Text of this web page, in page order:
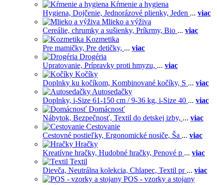
Kŕmenie a hygiena
Hygiena, Dojčenie, Jednorázové plienky, Jeden ... viac
Mlieko a výživa
Cereálie, chrumky a sušienky, Príkrmy, Bio ... viac
Kozmetika
Pre mamičky, Pre detičky, ... viac
Drogéria
Upratovanie, Prípravky proti hmyzu, ... viac
Kočíky
Doplnky ku kočíkom, Kombinované kočíky, S ... viac
Autosedačky
Doplnky, i-Size 61-150 cm / 9-36 kg, i-Size 40 ... viac
Domácnosť
Nábytok, Bezpečnosť, Textil do detskej izby, ... viac
Cestovanie
Cestovné postieľky, Ergonomické nosiče, Ša ... viac
Hračky
Kreatívne hračky, Hudobné hračky, Penové p ... viac
Textil
Dievča, Neutrálna kolekcia, Chlapec, Textil pr ... viac
POS - vzorky a stojany